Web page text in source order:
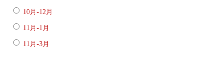
10月-12月
11月-1月
11月-3月